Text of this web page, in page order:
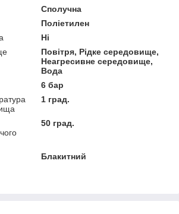
Сполучна
Поліетилен
Ні
Повітря, Рідке середовище,
Неагресивне середовище,
Вода
6 бар
1 град.
50 град.
Блакитний